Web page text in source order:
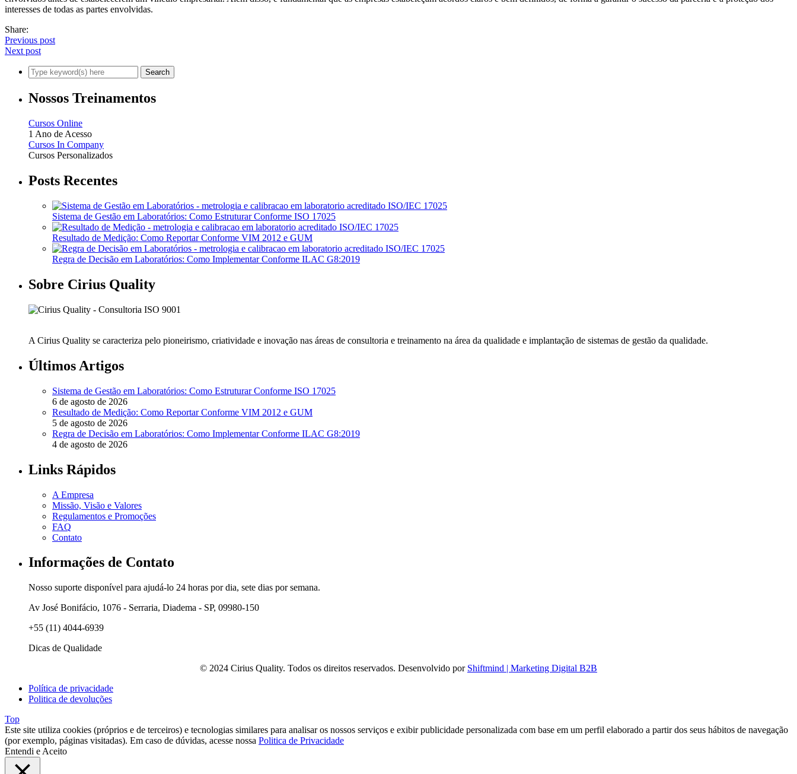
interesses de todas as partes envolvidas.
Share:
Previous post
Next post
Nossos Treinamentos
Cursos Online
1 Ano de Acesso
Cursos In Company
Cursos Personalizados
Posts Recentes
Sistema de Gestão em Laboratórios: Como Estruturar Conforme ISO 17025
Resultado de Medição: Como Reportar Conforme VIM 2012 e GUM
Regra de Decisão em Laboratórios: Como Implementar Conforme ILAC G8:2019
Sobre Cirius Quality
A Cirius Quality se caracteriza pelo pioneirismo, criatividade e inovação nas áreas de consultoria e treinamento na área da qualidade e implantação de sistemas de gestão da qualidade.
Últimos Artigos
Sistema de Gestão em Laboratórios: Como Estruturar Conforme ISO 17025
6 de agosto de 2026
Resultado de Medição: Como Reportar Conforme VIM 2012 e GUM
5 de agosto de 2026
Regra de Decisão em Laboratórios: Como Implementar Conforme ILAC G8:2019
4 de agosto de 2026
Links Rápidos
A Empresa
Missão, Visão e Valores
Regulamentos e Promoções
FAQ
Contato
Informações de Contato
Nosso suporte disponível para ajudá-lo 24 horas por dia, sete dias por semana.
Av José Bonifácio, 1076 - Serraria, Diadema - SP, 09980-150
+55 (11) 4044-6939
Dicas de Qualidade
© 2024 Cirius Quality. Todos os direitos reservados. Desenvolvido por Shiftmind | Marketing Digital B2B
Política de privacidade
Politica de devoluções
Top
Este site utiliza cookies (próprios e de terceiros) e tecnologias similares para analisar os nossos serviços e exibir publicidade personalizada com base em um perfil elaborado a partir dos seus hábitos de navegação
(por exemplo, páginas visitadas). Em caso de dúvidas, acesse nossa Politica de Privacidade
Entendi e Aceito